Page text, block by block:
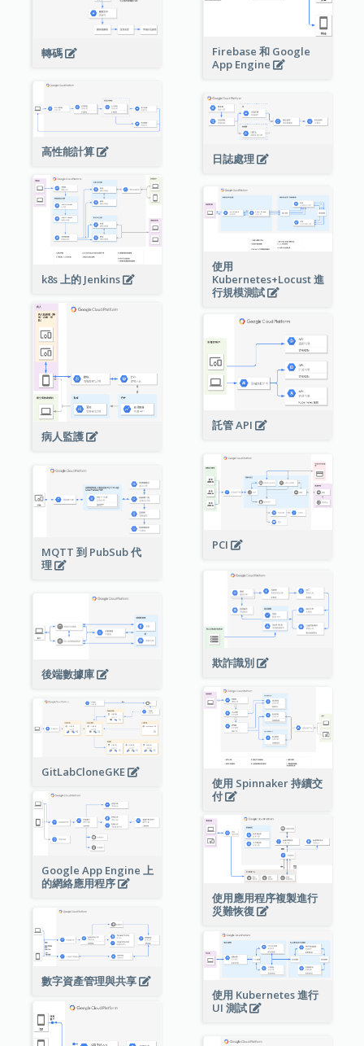
Firebase 和 Google
App Engine
轉碼
高性能計算
日誌處理
k8s 上的 Jenkins
使用
Kubernetes+Locust 進
行規模測試
病人監護
託管 API
PCI
MQTT 到 PubSub 代
理
欺詐識別
後端數據庫
使用 Spinnaker 持續交
付
GitLabCloneGKE
Google App Engine 上
的網絡應用程序
使用應用程序複製進行
災難恢復
數字資產管理與共享
使用 Kubernetes 進行
UI 測試